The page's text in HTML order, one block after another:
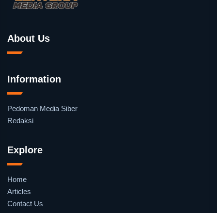
About Us
Information
Pedoman Media Siber
Redaksi
Explore
Home
Articles
Contact Us